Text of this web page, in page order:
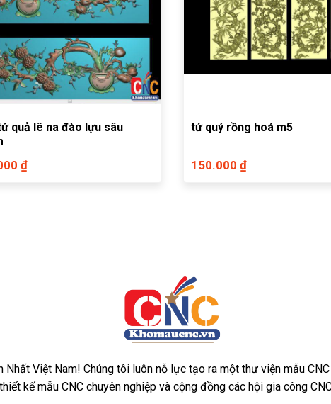
quả lê na đào lựu sâu
₫
tứ quý rồng hoá m5
150.000 ₫
Nhất Việt Nam! Chúng tôi luôn nỗ lực tạo ra một thư viện mẫu
kế mẫu CNC chuyên nghiệp và cộng đồng các hội gia công